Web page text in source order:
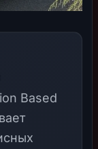
Based